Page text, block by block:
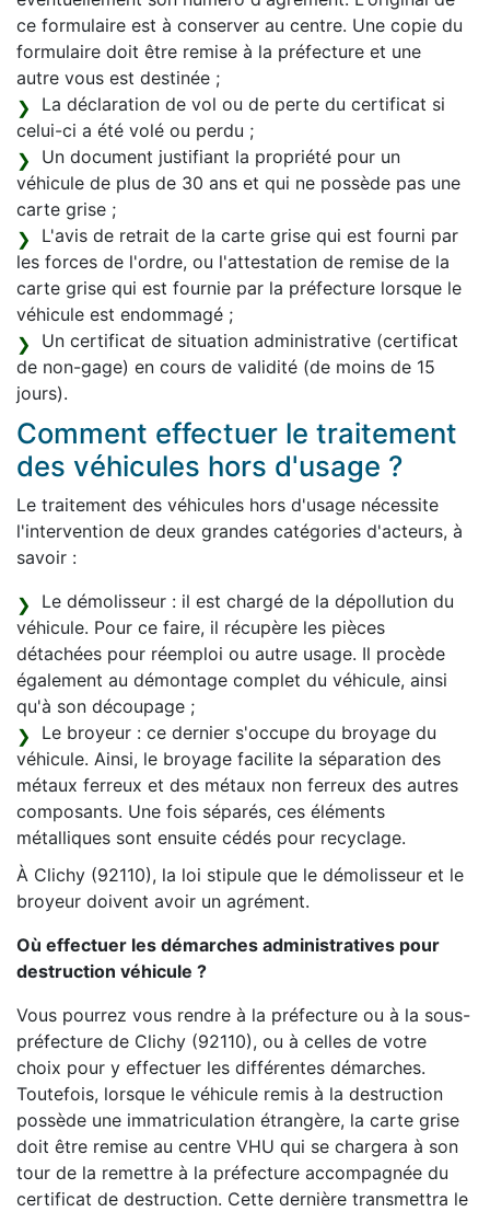
ce formulaire est à conserver au centre. Une copie du
formulaire doit être remise à la préfecture et une
autre vous est destinée ;
La déclaration de vol ou de perte du certificat si
celui-ci a été volé ou perdu ;
Un document justifiant la propriété pour un
véhicule de plus de 30 ans et qui ne possède pas une
carte grise ;
L'avis de retrait de la carte grise qui est fourni par
les forces de l'ordre, ou l'attestation de remise de la
carte grise qui est fournie par la préfecture lorsque le
véhicule est endommagé ;
Un certificat de situation administrative (certificat
de non-gage) en cours de validité (de moins de 15
jours).
Comment effectuer le traitement
des véhicules hors d'usage ?
Le traitement des véhicules hors d'usage nécessite
l'intervention de deux grandes catégories d'acteurs, à
savoir :
Le démolisseur : il est chargé de la dépollution du
véhicule. Pour ce faire, il récupère les pièces
détachées pour réemploi ou autre usage. Il procède
également au démontage complet du véhicule, ainsi
qu'à son découpage ;
Le broyeur : ce dernier s'occupe du broyage du
véhicule. Ainsi, le broyage facilite la séparation des
métaux ferreux et des métaux non ferreux des autres
composants. Une fois séparés, ces éléments
métalliques sont ensuite cédés pour recyclage.
À Clichy (92110), la loi stipule que le démolisseur et le
broyeur doivent avoir un agrément.
Où effectuer les démarches administratives pour
destruction véhicule ?
Vous pourrez vous rendre à la préfecture ou à la sous-
préfecture de Clichy (92110), ou à celles de votre
choix pour y effectuer les différentes démarches.
Toutefois, lorsque le véhicule remis à la destruction
possède une immatriculation étrangère, la carte grise
doit être remise au centre VHU qui se chargera à son
tour de la remettre à la préfecture accompagnée du
certificat de destruction. Cette dernière transmettra le